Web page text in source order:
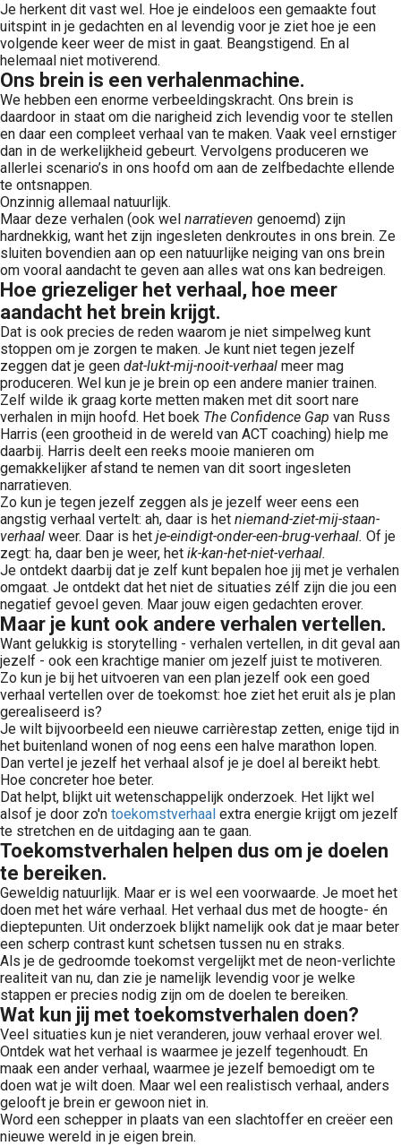
Je herkent dit vast wel. Hoe je eindeloos een gemaakte fout
uitspint in je gedachten en al levendig voor je ziet hoe je een
volgende keer weer de mist in gaat. Beangstigend. En al
helemaal niet motiverend.
Ons brein is een verhalenmachine.
We hebben een enorme verbeeldingskracht. Ons brein is
daardoor in staat om die narigheid zich levendig voor te stellen
en daar een compleet verhaal van te maken. Vaak veel ernstiger
dan in de werkelijkheid gebeurt. Vervolgens produceren we
allerlei scenario’s in ons hoofd om aan de zelfbedachte ellende
te ontsnappen.
Onzinnig allemaal natuurlijk.
Maar deze verhalen (ook wel narratieven genoemd) zijn
hardnekkig, want het zijn ingesleten denkroutes in ons brein. Ze
sluiten bovendien aan op een natuurlijke neiging van ons brein
om vooral aandacht te geven aan alles wat ons kan bedreigen.
Hoe griezeliger het verhaal, hoe meer
aandacht het brein krijgt.
Dat is ook precies de reden waarom je niet simpelweg kunt
stoppen om je zorgen te maken. Je kunt niet tegen jezelf
zeggen dat je geen dat-lukt-mij-nooit-verhaal meer mag
produceren. Wel kun je je brein op een andere manier trainen.
Zelf wilde ik graag korte metten maken met dit soort nare
verhalen in mijn hoofd. Het boek The Confidence Gap van Russ
Harris (een grootheid in de wereld van ACT coaching) hielp me
daarbij. Harris deelt een reeks mooie manieren om
gemakkelijker afstand te nemen van dit soort ingesleten
narratieven.
Zo kun je tegen jezelf zeggen als je jezelf weer eens een
angstig verhaal vertelt: ah, daar is het niemand-ziet-mij-staan-
verhaal weer. Daar is het je-eindigt-onder-een-brug-verhaal. Of je
zegt: ha, daar ben je weer, het ik-kan-het-niet-verhaal.
Je ontdekt daarbij dat je zelf kunt bepalen hoe jij met je verhalen
omgaat. Je ontdekt dat het niet de situaties zélf zijn die jou een
negatief gevoel geven. Maar jouw eigen gedachten erover.
Maar je kunt ook andere verhalen vertellen.
Want gelukkig is storytelling - verhalen vertellen, in dit geval aan
jezelf - ook een krachtige manier om jezelf juist te motiveren.
Zo kun je bij het uitvoeren van een plan jezelf ook een goed
verhaal vertellen over de toekomst: hoe ziet het eruit als je plan
gerealiseerd is?
Je wilt bijvoorbeeld een nieuwe carrièrestap zetten, enige tijd in
het buitenland wonen of nog eens een halve marathon lopen.
Dan vertel je jezelf het verhaal alsof je je doel al bereikt hebt.
Hoe concreter hoe beter.
Dat helpt, blijkt uit wetenschappelijk onderzoek. Het lijkt wel
alsof je door zo'n toekomstverhaal extra energie krijgt om jezelf
te stretchen en de uitdaging aan te gaan.
Toekomstverhalen helpen dus om je doelen
te bereiken.
Geweldig natuurlijk. Maar er is wel een voorwaarde. Je moet het
doen met het wáre verhaal. Het verhaal dus met de hoogte- én
dieptepunten. Uit onderzoek blijkt namelijk ook dat je maar beter
een scherp contrast kunt schetsen tussen nu en straks.
Als je de gedroomde toekomst vergelijkt met de neon-verlichte
realiteit van nu, dan zie je namelijk levendig voor je welke
stappen er precies nodig zijn om de doelen te bereiken.
Wat kun jij met toekomstverhalen doen?
Veel situaties kun je niet veranderen, jouw verhaal erover wel.
Ontdek wat het verhaal is waarmee je jezelf tegenhoudt. En
maak een ander verhaal, waarmee je jezelf bemoedigt om te
doen wat je wilt doen. Maar wel een realistisch verhaal, anders
gelooft je brein er gewoon niet in.
Word een schepper in plaats van een slachtoffer en creëer een
nieuwe wereld in je eigen brein.